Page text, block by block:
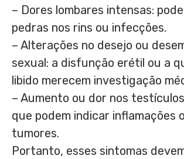
– Dores lombares intensas:
pedras nos rins ou infecções.
– Alterações no desejo ou
sexual: a disfunção erétil ou a
libido merecem investigação
– Aumento ou dor nos
que podem indicar inflamações
tumores.
Portanto, esses sintomas